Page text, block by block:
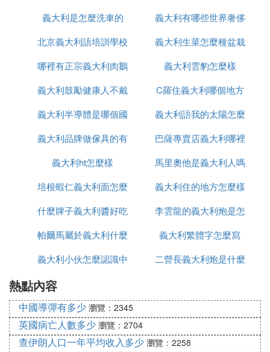
面條保有Q彈勁爽，千萬不能用過冷水這個方法，而
是要拌少許橄欖油或者熟玉米油。同時若燙好的面沒
用完，也可拌好橄欖油讓它稍微風干後拿去冷藏。下
面來學一下吧！
義大利面
BY 美食 我
味，搭配上不同的食材，不僅外觀精美，且味道也是
別具一格。但是，咱們都知道，在西式餐廳吃上這樣
愛吃，當爸媽的怎麼捨得不讓寶貝如願呢？
今天陳先生教您一道量大味美的家庭版海鮮意麵，好
大利面啦！
備料：義大利面（通心粉更佳）、鮮蝦、紅甜椒、洋
蔥、蕃茄醬（小番茄也可）、配菜（還可以准備一些
花蛤、魷魚圈等等）
1. 義大利面質地比較硬，不易煮爛，所以需要提前
煮，鍋中放水，加入一點兒鹽，橄欖油一勺，煮至8
成熟，乘出備用；
之王
義大利是怎麼洗車的
義大利有哪些世界奢侈
品牌
北京義大利語培訓學校
有哪些
義大利生菜怎麼種盆栽
哪裡有正宗義大利肉鵝
苗出售嗎
義大利雲豹怎麼樣
義大利鼓勵健康人不戴
口罩這什麼操作
C羅住義大利哪個地方
義大利半導體是哪個國
家的
義大利語我的太陽怎麼
寫
義大利品牌做傢具的有
哪些品牌
巴薩專賣店義大利哪裡
有
義大利ht怎麼樣
馬里奧他是義大利人嗎
法語怎麼說
培根蝦仁義大利面怎麼
做
義大利住的地方怎麼樣
什麼牌子義大利醬好吃
李雲龍的義大利炮是怎
麼發射
帕爾馬屬於義大利什麼
區
義大利繁體字怎麼寫
義大利小伙怎麼認識中
二營長義大利炮是什麼
熱點內容
中國導彈有多少 瀏覽：2345
英國病亡人數多少 瀏覽：2704
查伊朗人口一年平均收入多少 瀏覽：2258